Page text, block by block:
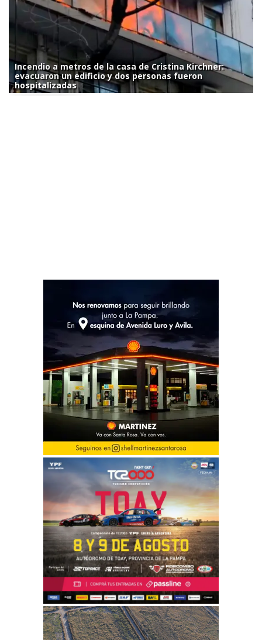
Incendio a metros de la casa de Cristina Kirchner:
evacuaron un edificio y dos personas fueron
hospitalizadas